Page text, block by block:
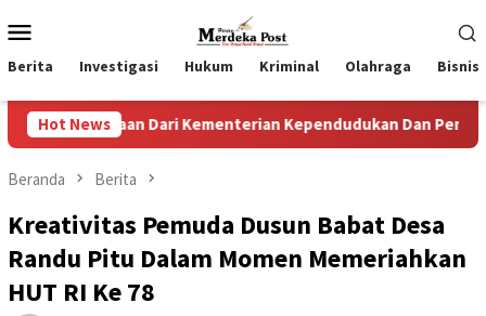
ke
kontenMobile
Berita Investigasi Hukum Kriminal Olahraga Bisnis
Hot News
Dari Kementerian Kependudukan Dan Pembangunan
Beranda Berita
Kreativitas Pemuda Dusun Babat Desa
Randu Pitu Dalam Momen Memeriahkan
HUT RI Ke 78